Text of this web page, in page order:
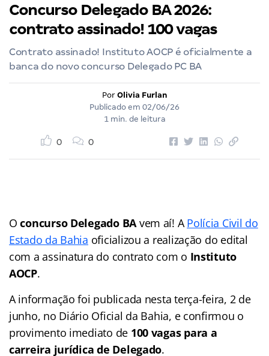
Concurso Delegado BA 2026:
contrato assinado! 100 vagas
Contrato assinado! Instituto AOCP é oficialmente a
banca do novo concurso Delegado PC BA
Por Olivia Furlan
Publicado em 02/06/26
1 min. de leitura
0 0
Oconcurso Delegado BAvem aí! APolícia Civil do
Estado da Bahia oficializou a realização do edital
com a assinatura do contrato com o Instituto
AOCP.
A informação foi publicada nesta terça-feira, 2 de
junho, no Diário Oficial da Bahia, e confirmou o
provimento imediato de 100 vagas para a
carreira jurídica de Delegado.